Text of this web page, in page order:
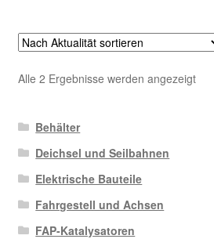
Alle 2 Ergebnisse werden angezeigtNach
Behälter
Deichsel und Seilbahnen
Elektrische Bauteile
Fahrgestell und Achsen
FAP-Katalysatoren